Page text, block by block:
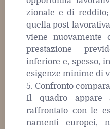
zionale e di
quella post-
viene nuovamente
prestazione
inferiore e, spesso,
esigenze minime di
5. Confronto
Il quadro appare
raffrontato con le
namenti